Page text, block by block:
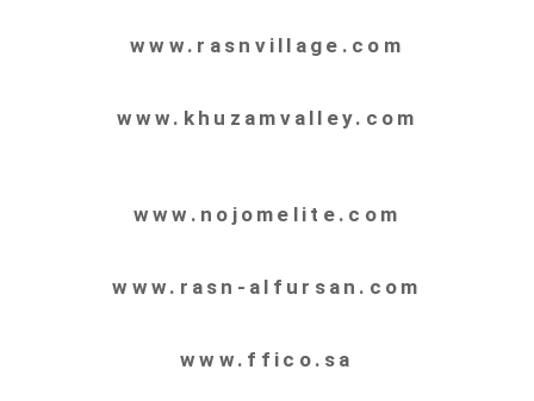
www.rasnvillage.com
www.khuzamvalley.com
www.nojomelite.com
www.rasn-alfursan.com
www.ffico.sa